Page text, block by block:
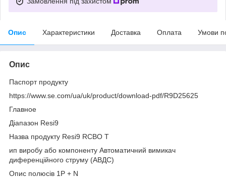
Опис Характеристики Доставка Оплата Умови
Опис
Паспорт продукту
https://www.se.com/ua/uk/product/download-pdf/R9D25625
Главное
Діапазон Resi9
Назва продукту Resi9 RCBO Т
ип виробу або компоненту Автоматичний вимикач
диференційного струму (АВДС)
Опис полюсів 1P + N